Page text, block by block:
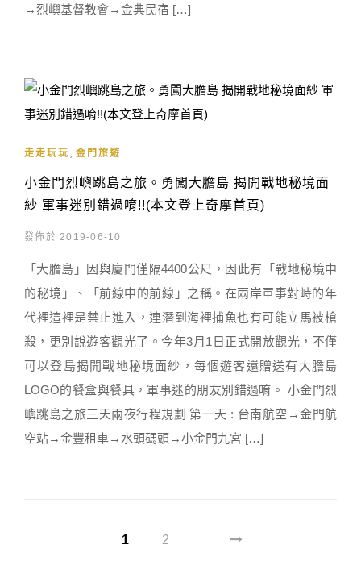
→烈嶼基督教會→金典民宿 […]
走走玩玩 金門旅遊
小金門烈嶼跳島之旅。勇闖大膽島 揭開戰地秘境面
紗 軍事迷別錯過唷!!(本文登上奇摩首頁)
發佈於 2019-06-10
「大膽島」因與廈門僅隔4400公尺，因此有「戰地秘境中
的秘境」、「前線中的前線」之稱。在兩岸軍事對峙的年
代裡這裡是禁止進入，連潛到海裡捕魚也有可能立馬被槍
殺，更別說遊客觀光了。今年3月1日正式開放觀光，不僅
可以登島揭開戰地秘境面紗，每個遊客還贈送有大膽島
LOGO的餐盒與餐具，軍事迷的朋友別錯過唷。 小金門烈
嶼跳島之旅三天兩夜行程規劃 第一天 : 台南航空→金門航
空站→金豐租車→水頭碼頭→小金門九宮 […]
1 2